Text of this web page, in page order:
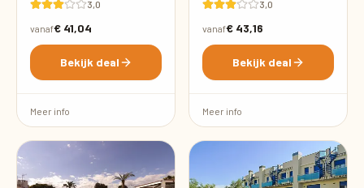
3,0
vanaf€ 41,04
Bekijk deal
Meer info
3,0
vanaf€ 43,16
Bekijk deal
Meer info